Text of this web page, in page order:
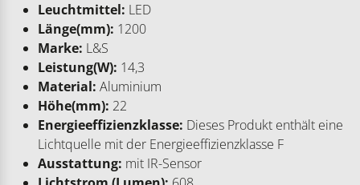
Leuchtmittel: LED
Länge(mm): 1200
Marke: L&S
Leistung(W): 14,3
Material: Aluminium
Höhe(mm): 22
Energieeffizienzklasse: Dieses Produkt enthält eine
Lichtquelle mit der Energieeffizienzklasse F
Ausstattung: mit IR-Sensor